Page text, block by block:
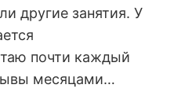
другие занятия. У
почти каждый
месяцами…